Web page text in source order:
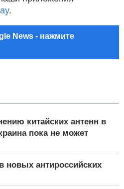
китайских антенн в
пока не может
новых антироссийских
.
News - нажмите